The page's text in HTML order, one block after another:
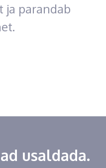
ja parandab
usaldada.